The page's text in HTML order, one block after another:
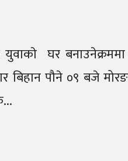
घर बनाउनेक्रममा
बिहान पौने ०९ बजे मोरङ